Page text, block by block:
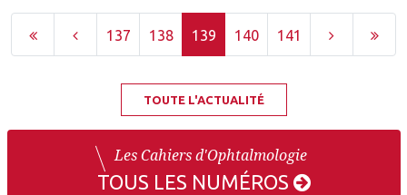
137 138 139 140 141
TOUTE L'ACTUALITÉ
Les Cahiers d'Ophtalmologie
TOUS LES NUMÉROS